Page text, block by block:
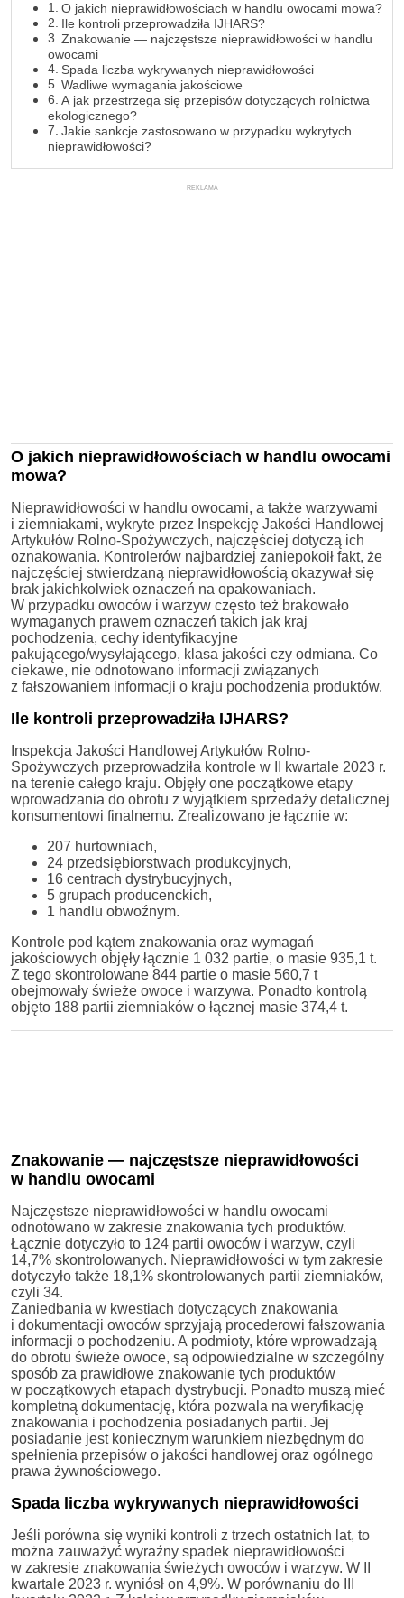
O jakich nieprawidłowościach w handlu owocami mowa?
Ile kontroli przeprowadziła IJHARS?
Znakowanie — najczęstsze nieprawidłowości w handlu
owocami
Spada liczba wykrywanych nieprawidłowości
Wadliwe wymagania jakościowe
A jak przestrzega się przepisów dotyczących rolnictwa
ekologicznego?
Jakie sankcje zastosowano w przypadku wykrytych
nieprawidłowości?
REKLAMA
O jakich nieprawidłowościach w handlu owocami
mowa?
Nieprawidłowości w handlu owocami, a także warzywami
i ziemniakami, wykryte przez Inspekcję Jakości Handlowej
Artykułów Rolno-Spożywczych, najczęściej dotyczą ich
oznakowania. Kontrolerów najbardziej zaniepokoił fakt, że
najczęściej stwierdzaną nieprawidłowością okazywał się
brak jakichkolwiek oznaczeń na opakowaniach.
W przypadku owoców i warzyw często też brakowało
wymaganych prawem oznaczeń takich jak kraj
pochodzenia, cechy identyfikacyjne
pakującego/wysyłającego, klasa jakości czy odmiana. Co
ciekawe, nie odnotowano informacji związanych
z fałszowaniem informacji o kraju pochodzenia produktów.
Ile kontroli przeprowadziła IJHARS?
Inspekcja Jakości Handlowej Artykułów Rolno-
Spożywczych przeprowadziła kontrole w II kwartale 2023 r.
na terenie całego kraju. Objęły one początkowe etapy
wprowadzania do obrotu z wyjątkiem sprzedaży detalicznej
konsumentowi finalnemu. Zrealizowano je łącznie w:
207 hurtowniach,
24 przedsiębiorstwach produkcyjnych,
16 centrach dystrybucyjnych,
5 grupach producenckich,
1 handlu obwoźnym.
Kontrole pod kątem znakowania oraz wymagań
jakościowych objęły łącznie 1 032 partie, o masie 935,1 t.
Z tego skontrolowane 844 partie o masie 560,7 t
obejmowały świeże owoce i warzywa. Ponadto kontrolą
objęto 188 partii ziemniaków o łącznej masie 374,4 t.
Znakowanie — najczęstsze nieprawidłowości
w handlu owocami
Najczęstsze nieprawidłowości w handlu owocami
odnotowano w zakresie znakowania tych produktów.
Łącznie dotyczyło to 124 partii owoców i warzyw, czyli
14,7% skontrolowanych. Nieprawidłowości w tym zakresie
dotyczyło także 18,1% skontrolowanych partii ziemniaków,
czyli 34.
Zaniedbania w kwestiach dotyczących znakowania
i dokumentacji owoców sprzyjają procederowi fałszowania
informacji o pochodzeniu. A podmioty, które wprowadzają
do obrotu świeże owoce, są odpowiedzialne w szczególny
sposób za prawidłowe znakowanie tych produktów
w początkowych etapach dystrybucji. Ponadto muszą mieć
kompletną dokumentację, która pozwala na weryfikację
znakowania i pochodzenia posiadanych partii. Jej
posiadanie jest koniecznym warunkiem niezbędnym do
spełnienia przepisów o jakości handlowej oraz ogólnego
prawa żywnościowego.
Spada liczba wykrywanych nieprawidłowości
Jeśli porówna się wyniki kontroli z trzech ostatnich lat, to
można zauważyć wyraźny spadek nieprawidłowości
w zakresie znakowania świeżych owoców i warzyw. W II
kwartale 2023 r. wyniósł on 4,9%. W porównaniu do III